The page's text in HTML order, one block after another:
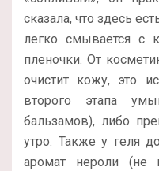
сказала, что здесь
легко смывается с
пленочки. От
очистит кожу, это
второго этапа
бальзамов), либо
утро. Также у геля
аромат нероли (не